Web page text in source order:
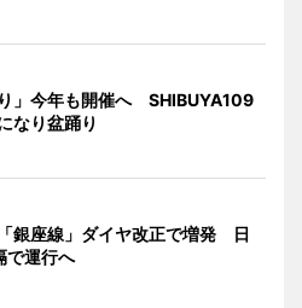
り」今年も開催へ SHIBUYA109
なり盆踊り
銀座線」ダイヤ改正で増発 日
で運行へ